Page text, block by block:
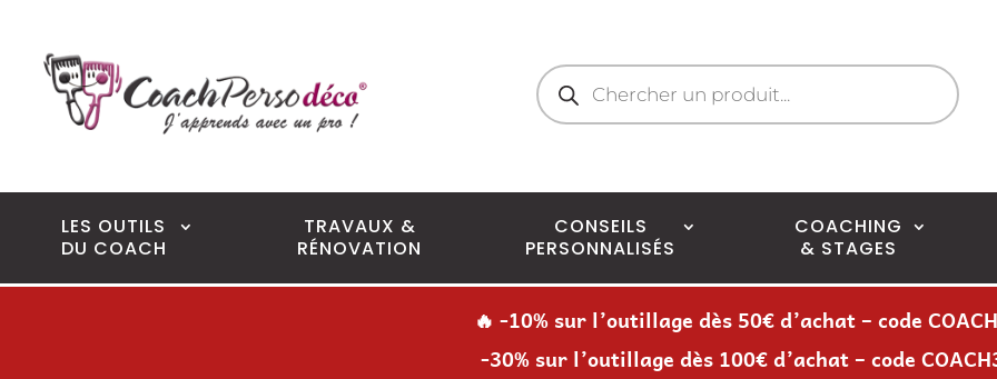
Recherche
de
produits
LES OUTILS
DU COACH
TRAVAUX &
RÉNOVATION
CONSEILS
PERSONNALISÉS
COACHING
& STAGES
🔥 -10% sur l’outillage dès 50€ d’achat – code
-30% sur l’outillage dès 100€ d’achat – code